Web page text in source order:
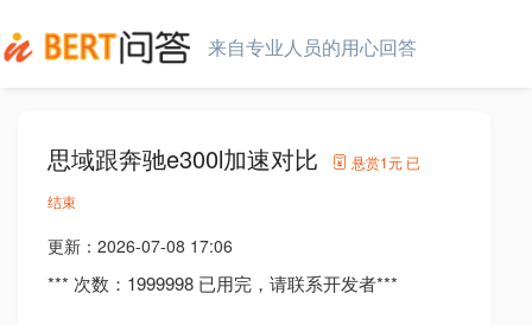
来自专业人员的用心回答
思域跟奔驰e300l加速对比 悬赏1元 已
结束
更新： 2026-07-08 17:06
*** 次数：1999998 已用完，请联系开发者***